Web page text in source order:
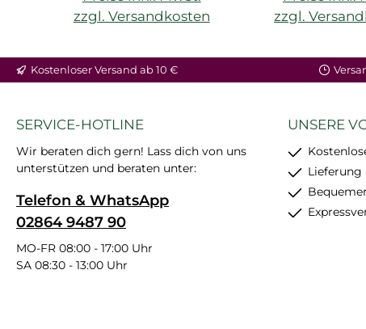
zzgl. Versandkosten
zzgl.
Kostenloser Versand ab 10 €
SERVICE-HOTLINE
Wir beraten dich gern! Lass dich von uns
unterstützen und beraten unter:
Telefon & WhatsApp
02864 9487 90
MO-FR 08:00 - 17:00 Uhr
SA 08:30 - 13:00 Uhr
UNSERE
Lieferung